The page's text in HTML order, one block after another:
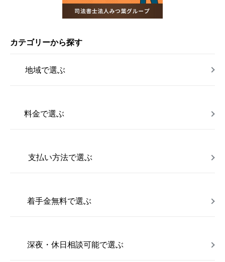
カテゴリーから探す
地域で選ぶ
料金で選ぶ
支払い方法で選ぶ
着手金無料で選ぶ
深夜・休日相談可能で選ぶ